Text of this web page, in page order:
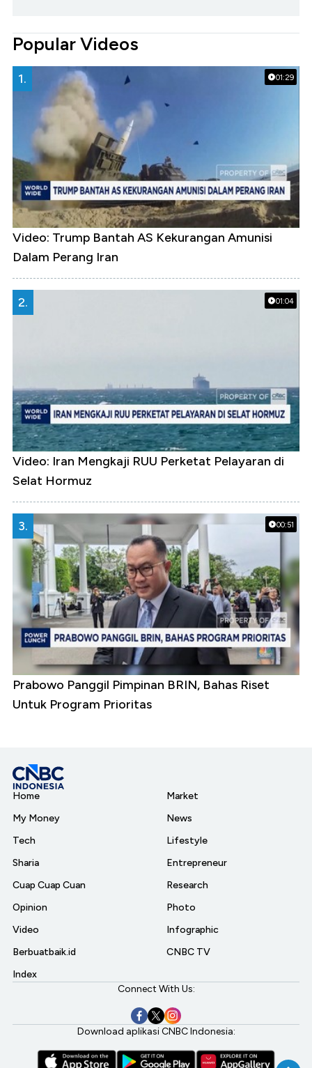
Popular Videos
01:29
1.
Video: Trump Bantah AS Kekurangan Amunisi
Dalam Perang Iran
01:04
2.
Video: Iran Mengkaji RUU Perketat Pelayaran di
Selat Hormuz
00:51
3.
Prabowo Panggil Pimpinan BRIN, Bahas Riset
Untuk Program Prioritas
Home
My Money
Tech
Sharia
Cuap Cuap Cuan
Opinion
Video
Berbuatbaik.id
Index
Market
News
Lifestyle
Entrepreneur
Research
Photo
Infographic
CNBC TV
Connect With Us:
Download aplikasi CNBC Indonesia: